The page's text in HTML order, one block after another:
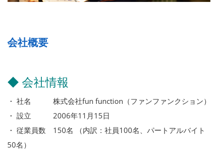
会社概要
◆ 会社情報
・ 社名 株式会社fun function（ファンファンクション）
・ 設立 2006年11月15日
・ 従業員数 150名 （内訳：社員100名、パートアルバイト
50名）